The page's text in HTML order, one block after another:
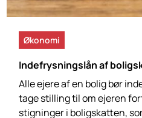
Økonomi
Indefrysningslån af
Alle ejere af en bolig bør
tage stilling til om ejeren
stigninger i boligskatten,